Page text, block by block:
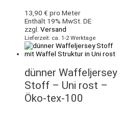
13,90 € pro Meter
Enthält 19% MwSt. DE
zzgl. Versand
Lieferzeit: ca. 1-2 Werktage
dünner Waffeljersey
Stoff – Uni rost –
Öko-tex-100